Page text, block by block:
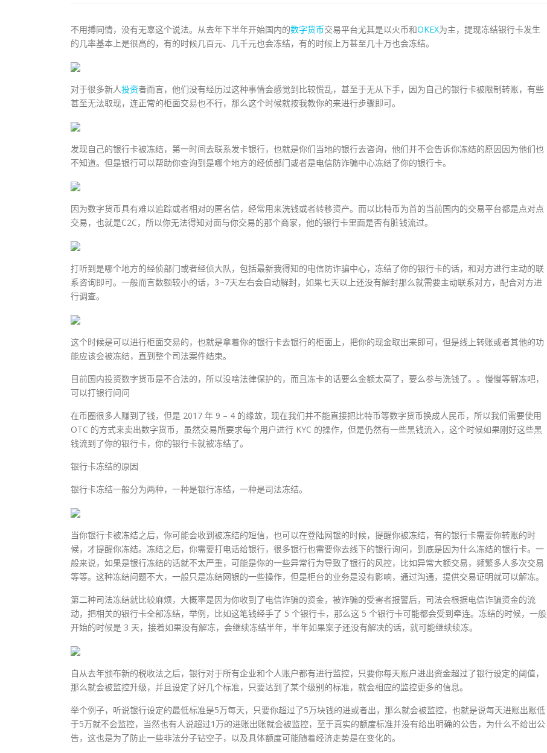
不用搏同情，没有无辜这个说法。从去年下半年开始国内的数字货币交易平台尤其是以火币和OKEX为主，提现冻结银行卡发生
的几率基本上是很高的，有的时候几百元、几千元也会冻结，有的时候上万甚至几十万也会冻结。
对于很多新人投资者而言，他们没有经历过这种事情会感觉到比较慌乱，甚至于无从下手，因为自己的银行卡被限制转账，有些
甚至无法取现，连正常的柜面交易也不行，那么这个时候就按我教你的来进行步骤即可。
发现自己的银行卡被冻结，第一时间去联系发卡银行，也就是你们当地的银行去咨询，他们并不会告诉你冻结的原因因为他们也
不知道。但是银行可以帮助你查询到是哪个地方的经侦部门或者是电信防诈骗中心冻结了你的银行卡。
因为数字货币具有难以追踪或者相对的匿名信，经常用来洗钱或者转移资产。而以比特币为首的当前国内的交易平台都是点对点
交易，也就是C2C，所以你无法得知对面与你交易的那个商家，他的银行卡里面是否有脏钱流过。
打听到是哪个地方的经侦部门或者经侦大队，包括最新我得知的电信防诈骗中心，冻结了你的银行卡的话，和对方进行主动的联
系咨询即可。一般而言数额较小的话，3~7天左右会自动解封，如果七天以上还没有解封那么就需要主动联系对方，配合对方进
行调查。
这个时候是可以进行柜面交易的，也就是拿着你的银行卡去银行的柜面上，把你的现金取出来即可，但是线上转账或者其他的功
能应该会被冻结，直到整个司法案件结束。
目前国内投资数字货币是不合法的，所以没啥法律保护的，而且冻卡的话要么金额太高了，要么参与洗钱了。。慢慢等解冻吧，
可以打银行问问
在币圈很多人赚到了钱，但是 2017 年 9 – 4 的缘故，现在我们并不能直接把比特币等数字货币换成人民币，所以我们需要使用
OTC 的方式来卖出数字货币，虽然交易所要求每个用户进行 KYC 的操作，但是仍然有一些黑钱流入，这个时候如果刚好这些黑
钱流到了你的银行卡，你的银行卡就被冻结了。
银行卡冻结的原因
银行卡冻结一般分为两种，一种是银行冻结，一种是司法冻结。
当你银行卡被冻结之后，你可能会收到被冻结的短信，也可以在登陆网银的时候，提醒你被冻结，有的银行卡需要你转账的时
候，才提醒你冻结。冻结之后，你需要打电话给银行，很多银行也需要你去线下的银行询问，到底是因为什么冻结的银行卡。一
般来说，如果是银行冻结的话就不太严重，可能是你的一些异常行为导致了银行的风控，比如异常大额交易，频繁多人多次交易
等等。这种冻结问题不大，一般只是冻结网银的一些操作，但是柜台的业务是没有影响，通过沟通，提供交易证明就可以解冻。
第二种司法冻结就比较麻烦，大概率是因为你收到了电信诈骗的资金，被诈骗的受害者报警后，司法会根据电信诈骗资金的流
动，把相关的银行卡全部冻结，举例，比如这笔钱经手了 5 个银行卡，那么这 5 个银行卡可能都会受到牵连。冻结的时候，一般
开始的时候是 3 天，接着如果没有解冻，会继续冻结半年，半年如果案子还没有解决的话，就可能继续续冻。
自从去年颁布新的税收法之后，银行对于所有企业和个人账户都有进行监控，只要你每天账户进出资金超过了银行设定的阈值，
那么就会被监控升级，并且设定了好几个标准，只要达到了某个级别的标准，就会相应的监控更多的信息。
举个例子，听说银行设定的最低标准是5万每天，只要你超过了5万块钱的进或者出，那么就会被监控，也就是说每天进账出账低
于5万就不会监控，当然也有人说超过1万的进账出账就会被监控，至于真实的额度标准并没有给出明确的公告，为什么不给出公
告，这也是为了防止一些非法分子钻空子，以及具体额度可能随着经济走势是在变化的。